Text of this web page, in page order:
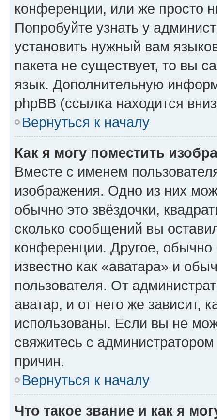
конференции, или же просто
Попробуйте узнать у
установить нужный вам
пакета не существует, то вы
язык. Дополнительную
phpBB (ссылка находится
Вернуться к началу
Как я могу поместить
Вместе с именем
изображения. Одно из них
обычно это звёздочки,
сколько сообщений вы
конференции. Другое,
известно как «аватара» и
пользователя. От
аватар, и от него же зависит,
использованы. Если вы не
свяжитесь с
причин.
Вернуться к началу
Что такое звание и как я